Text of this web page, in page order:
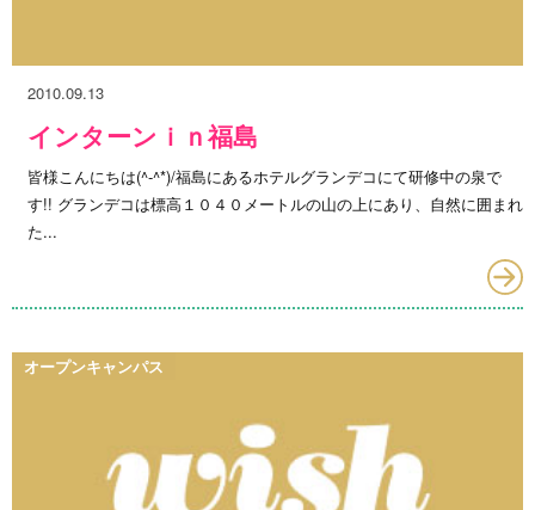
2010.09.13
インターンｉｎ福島
皆様こんにちは(^-^*)/福島にあるホテルグランデコにて研修中の泉で
す!! グランデコは標高１０４０メートルの山の上にあり、自然に囲まれ
た...
オープンキャンパス